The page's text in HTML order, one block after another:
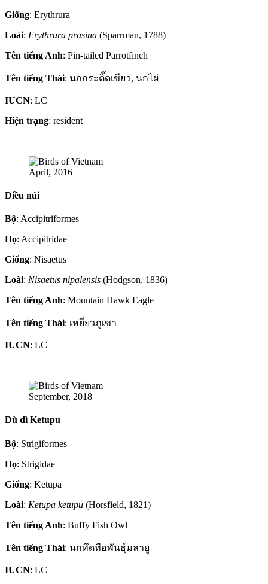
Giống: Erythrura
Loài: Erythrura prasina (Sparrman, 1788)
Tên tiếng Anh: Pin-tailed Parrotfinch
Tên tiếng Thái: นกกระติ๊ดเขียว, นกไผ่
IUCN: LC
Hiện trạng: resident
April, 2016
Diều núi
Bộ: Accipitriformes
Họ: Accipitridae
Giống: Nisaetus
Loài: Nisaetus nipalensis (Hodgson, 1836)
Tên tiếng Anh: Mountain Hawk Eagle
Tên tiếng Thái: เหยี่ยวภูเขา
IUCN: LC
September, 2018
Dù dì Ketupu
Bộ: Strigiformes
Họ: Strigidae
Giống: Ketupa
Loài: Ketupa ketupu (Horsfield, 1821)
Tên tiếng Anh: Buffy Fish Owl
Tên tiếng Thái: นกทึดทือพันธุ์มลายู
IUCN: LC